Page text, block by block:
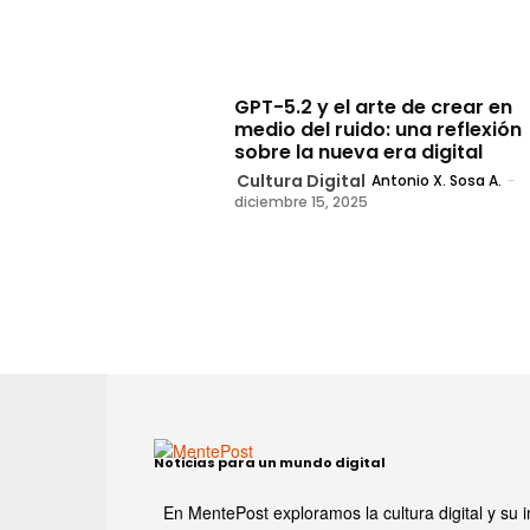
GPT-5.2 y el arte de crear en
medio del ruido: una reflexión
sobre la nueva era digital
Cultura Digital Antonio X. Sosa A. -
diciembre 15, 2025
Noticias para un mundo digital
En MentePost exploramos la cultura digital y su